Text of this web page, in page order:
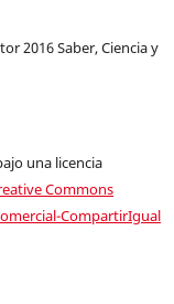
2016 Saber, Ciencia y
una licencia
Commons
CompartirIgual